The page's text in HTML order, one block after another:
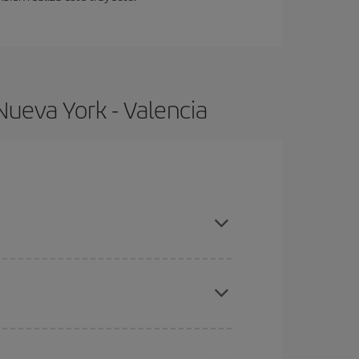
York - Valencia